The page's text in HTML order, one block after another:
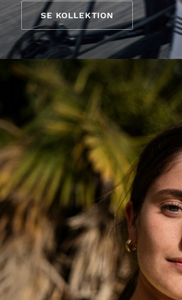
SE KOLLEKTION